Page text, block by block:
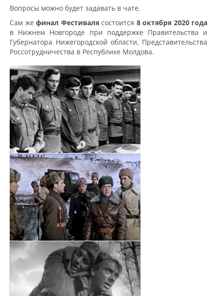
Вопросы можно будет задавать в чате.
Сам же финал Фестивалясостоится 8 октября 2020 года
в Нижнем Новгороде при поддержке Правительства и
Губернатора Нижегородской области, Представительства
Россотрудничества в Республике Молдова.